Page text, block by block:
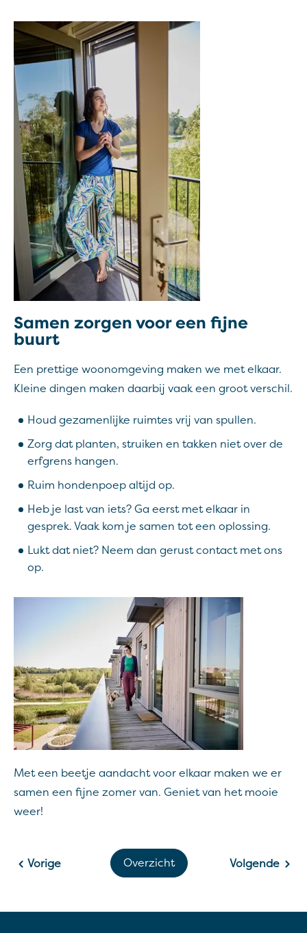
Samen zorgen voor een fijne
buurt
Een prettige woonomgeving maken we met elkaar.
Kleine dingen maken daarbij vaak een groot verschil.
Houd gezamenlijke ruimtes vrij van spullen.
Zorg dat planten, struiken en takken niet over de
erfgrens hangen.
Ruim hondenpoep altijd op.
Heb je last van iets? Ga eerst met elkaar in
gesprek. Vaak kom je samen tot een oplossing.
Lukt dat niet? Neem dan gerust contact met ons
op.
Met een beetje aandacht voor elkaar maken we er
samen een fijne zomer van. Geniet van het mooie
weer!
Volgende
Overzicht
Vorige